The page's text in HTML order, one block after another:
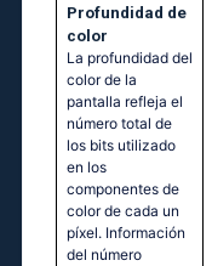
Profundidad de
color
La profundidad del
color de la
pantalla refleja el
número total de
los bits utilizado
en los
componentes de
color de cada un
píxel. Información
del número